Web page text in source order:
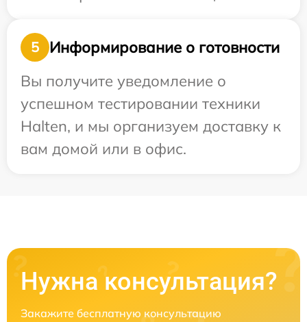
5
Информирование о готовности
Вы получите уведомление о
успешном тестировании техники
Halten, и мы организуем доставку к
вам домой или в офис.
Нужна консультация?
Закажите бесплатную консультацию